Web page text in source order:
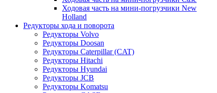
Ходовая часть на мини-погрузчики New
Holland
Редукторы хода и поворота
Редукторы Volvo
Редукторы Doosan
Редукторы Caterpillar (CAT)
Редукторы Hitachi
Редукторы Hyundai
Редукторы JCB
Редукторы Komatsu